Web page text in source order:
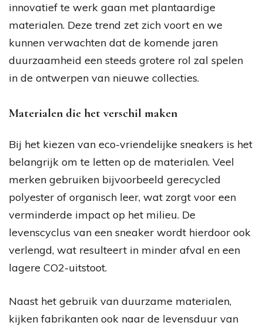
innovatief te werk gaan met plantaardige
materialen. Deze trend zet zich voort en we
kunnen verwachten dat de komende jaren
duurzaamheid een steeds grotere rol zal spelen
in de ontwerpen van nieuwe collecties.
Materialen die het verschil maken
Bij het kiezen van eco-vriendelijke sneakers is het
belangrijk om te letten op de materialen. Veel
merken gebruiken bijvoorbeeld gerecycled
polyester of organisch leer, wat zorgt voor een
verminderde impact op het milieu. De
levenscyclus van een sneaker wordt hierdoor ook
verlengd, wat resulteert in minder afval en een
lagere CO2-uitstoot.
Naast het gebruik van duurzame materialen,
kijken fabrikanten ook naar de levensduur van